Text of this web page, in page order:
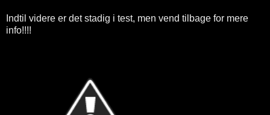
Indtil videre er det stadig i test, men vend tilbage for mere
info!!!!